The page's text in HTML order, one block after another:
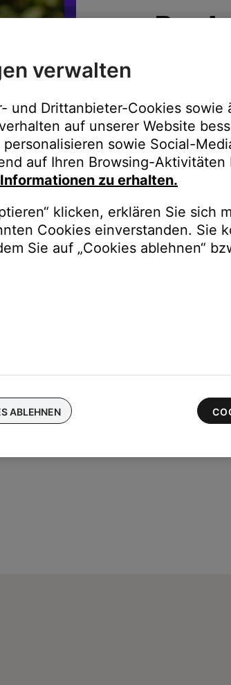
Immer der
Upgrades,
Bestellungen
Ultra-Ohrhörer
verwalten
und Drittanbieter-Cookies sowie
auf unserer Website
sowie Social-
auf Ihren Browsing-Aktivitäten
zu erhalten.
klicken, erklären Sie sich
Cookies einverstanden. Sie
Sie auf „Cookies ablehnen“
ABLEHNEN